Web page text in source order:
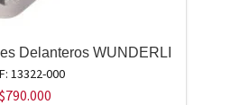
Delanteros WUNDERLI
13322-000
$790.000